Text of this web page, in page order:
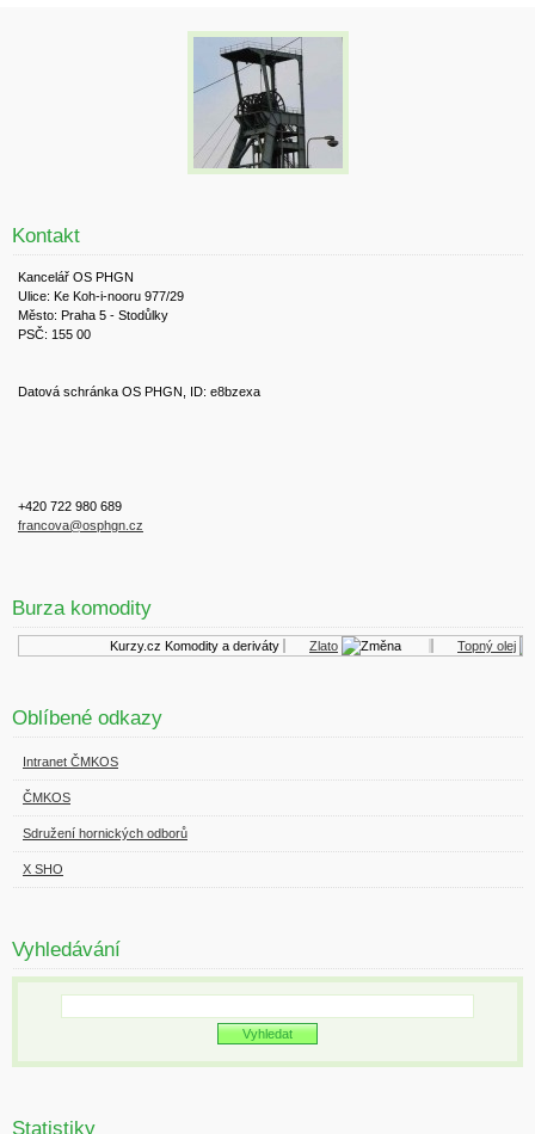
Kontakt
Kancelář OS PHGN
Ulice: Ke Koh-i-nooru 977/29
Město: Praha 5 - Stodůlky
PSČ: 155 00
Datová schránka OS PHGN, ID: e8bzexa
+420 722 980 689
francova@osphgn.cz
Burza komodity
Kurzy.cz Komodity a deriváty Zlato Topný olej
Oblíbené odkazy
Intranet ČMKOS
ČMKOS
Sdružení hornických odborů
X SHO
Vyhledávání
Statistiky